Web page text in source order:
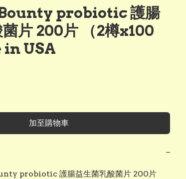
probiotic 護腸
片 200片 （2樽x100
in USA
加至購物車
−
probiotic 護腸益生菌乳酸菌片 200片